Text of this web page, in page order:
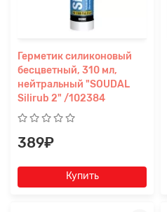
Герметик силиконовый
бесцветный, 310 мл,
нейтральный "SOUDAL
Silirub 2" /102384
389₽
Купить